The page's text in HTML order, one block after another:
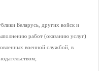
Беларусь, других войск и
работ (оказанию услуг)
военной службой, в